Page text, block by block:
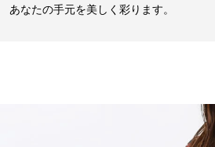
あなたの手元を美しく彩ります。